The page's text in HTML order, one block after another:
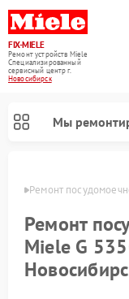
FIX-MIELE
Ремонт устройств Miele
Специализированный
cервисный центр г.
Новосибирск
Мы
Ремонт
Ремонт
Miele G